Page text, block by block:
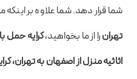
شما قرار دهد. شما علاوه بر اینکه
تهرانرا از ما بخواهید،کرایه حمل
اثاثیه منزل از اصفهان به تهران،